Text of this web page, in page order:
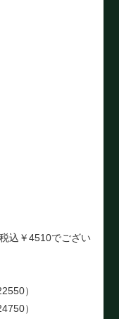
込￥4510でござい
）
）